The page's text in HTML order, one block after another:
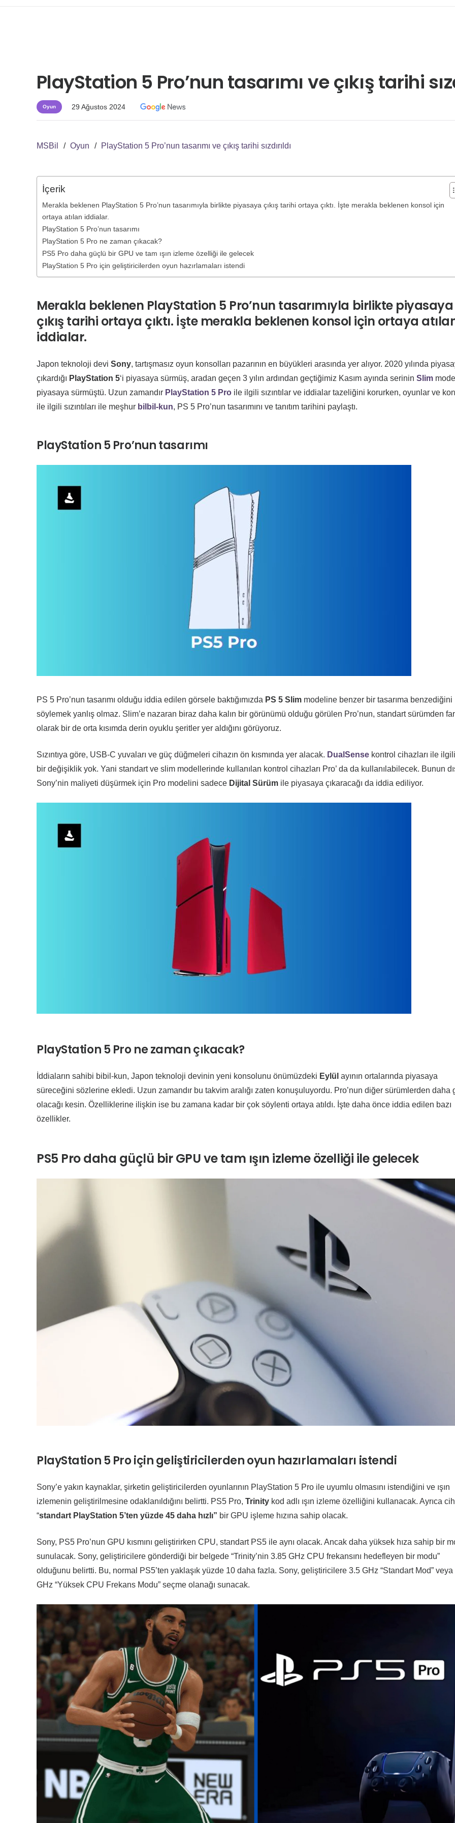
PlayStation 5 Pro’nun tasarımı ve çıkış tarihi
Oyun 29 Ağustos 2024
MSBil / Oyun / PlayStation 5 Pro’nun tasarımı ve çıkış tarihi sızdırıldı
İçerik
Merakla beklenen PlayStation 5 Pro’nun tasarımıyla birlikte piyasaya çıkış tarihi ortaya çıktı. İşte merakla beklenen konsol için
ortaya atılan iddialar.
PlayStation 5 Pro’nun tasarımı
PlayStation 5 Pro ne zaman çıkacak?
PS5 Pro daha güçlü bir GPU ve tam ışın izleme özelliği ile gelecek
PlayStation 5 Pro için geliştiricilerden oyun hazırlamaları istendi
Merakla beklenen PlayStation 5 Pro’nun tasarımıyla birlikte piyasaya
çıkış tarihi ortaya çıktı. İşte merakla beklenen konsol için ortaya
iddialar.
Japon teknoloji devi Sony, tartışmasız oyun konsolları pazarının en büyükleri arasında yer alıyor. 2020 yılında
çıkardığı PlayStation 5‘i piyasaya sürmüş, aradan geçen 3 yılın ardından geçtiğimiz Kasım ayında serinin Slim
piyasaya sürmüştü. Uzun zamandır PlayStation 5 Pro ile ilgili sızıntılar ve iddialar tazeliğini korurken, oyunlar ve
ile ilgili sızıntıları ile meşhur bilbil-kun, PS 5 Pro’nun tasarımını ve tanıtım tarihini paylaştı.
PlayStation 5 Pro’nun tasarımı
PS 5 Pro’nun tasarımı olduğu iddia edilen görsele baktığımızda PS 5 Slim modeline benzer bir tasarıma benzediğini
söylemek yanlış olmaz. Slim’e nazaran biraz daha kalın bir görünümü olduğu görülen Pro’nun, standart sürümden
olarak bir de orta kısımda derin oyuklu şeritler yer aldığını görüyoruz.
Sızıntıya göre, USB-C yuvaları ve güç düğmeleri cihazın ön kısmında yer alacak. DualSense kontrol cihazları ile
bir değişiklik yok. Yani standart ve slim modellerinde kullanılan kontrol cihazları Pro’ da da kullanılabilecek. Bunun
Sony’nin maliyeti düşürmek için Pro modelini sadece Dijital Sürüm ile piyasaya çıkaracağı da iddia ediliyor.
PlayStation 5 Pro ne zaman çıkacak?
İddiaların sahibi bibil-kun, Japon teknoloji devinin yeni konsolunu önümüzdeki Eylül ayının ortalarında piyasaya
süreceğini sözlerine ekledi. Uzun zamandır bu takvim aralığı zaten konuşuluyordu. Pro’nun diğer sürümlerden daha
olacağı kesin. Özelliklerine ilişkin ise bu zamana kadar bir çok söylenti ortaya atıldı. İşte daha önce iddia edilen bazı
özellikler.
PS5 Pro daha güçlü bir GPU ve tam ışın izleme özelliği ile gelecek
PlayStation 5 Pro için geliştiricilerden oyun hazırlamaları istendi
Sony’e yakın kaynaklar, şirketin geliştiricilerden oyunlarının PlayStation 5 Pro ile uyumlu olmasını istendiğini ve ışın
izlemenin geliştirilmesine odaklanıldığını belirtti. PS5 Pro, Trinity kod adlı ışın izleme özelliğini kullanacak. Ayrıca
“standart PlayStation 5’ten yüzde 45 daha hızlı” bir GPU işleme hızına sahip olacak.
Sony, PS5 Pro’nun GPU kısmını geliştirirken CPU, standart PS5 ile aynı olacak. Ancak daha yüksek hıza sahip bir
sunulacak. Sony, geliştiricilere gönderdiği bir belgede “Trinity’nin 3.85 GHz CPU frekansını hedefleyen bir modu”
olduğunu belirtti. Bu, normal PS5’ten yaklaşık yüzde 10 daha fazla. Sony, geliştiricilere 3.5 GHz “Standart Mod” veya
GHz “Yüksek CPU Frekans Modu” seçme olanağı sunacak.